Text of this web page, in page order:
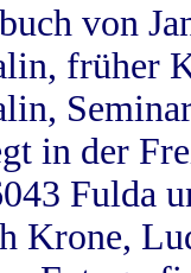
von
früher
in der
Fulda
Krone,